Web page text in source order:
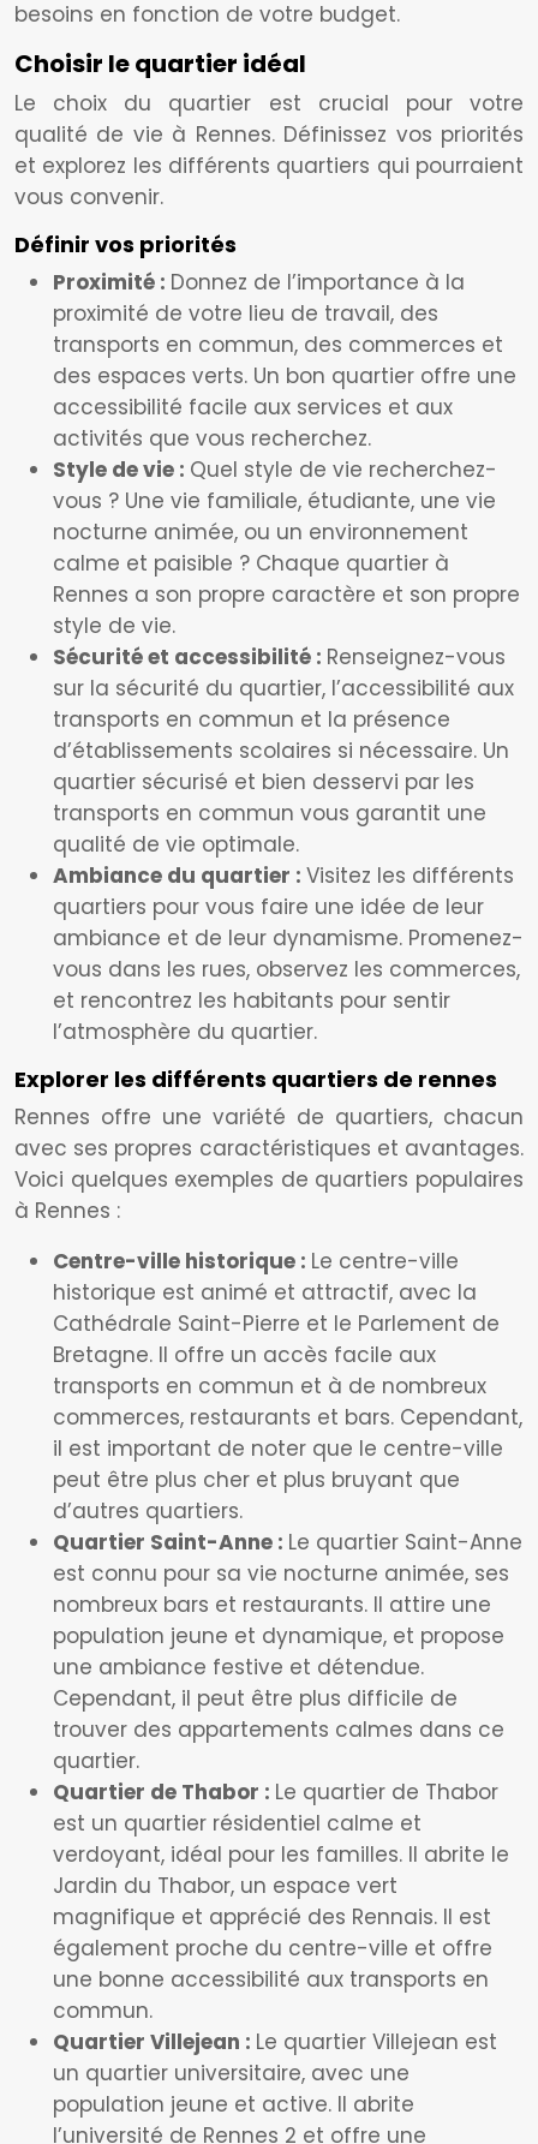
besoins en fonction de votre budget.
Choisir le quartier idéal
Le choix du quartier est crucial pour votre
qualité de vie à Rennes. Définissez vos priorités
et explorez les différents quartiers qui pourraient
vous convenir.
Définir vos priorités
Proximité : Donnez de l’importance à la
proximité de votre lieu de travail, des
transports en commun, des commerces et
des espaces verts. Un bon quartier offre une
accessibilité facile aux services et aux
activités que vous recherchez.
Style de vie : Quel style de vie recherchez-
vous ? Une vie familiale, étudiante, une vie
nocturne animée, ou un environnement
calme et paisible ? Chaque quartier à
Rennes a son propre caractère et son propre
style de vie.
Sécurité et accessibilité : Renseignez-vous
sur la sécurité du quartier, l’accessibilité aux
transports en commun et la présence
d’établissements scolaires si nécessaire. Un
quartier sécurisé et bien desservi par les
transports en commun vous garantit une
qualité de vie optimale.
Ambiance du quartier : Visitez les différents
quartiers pour vous faire une idée de leur
ambiance et de leur dynamisme. Promenez-
vous dans les rues, observez les commerces,
et rencontrez les habitants pour sentir
l’atmosphère du quartier.
Explorer les différents quartiers de rennes
Rennes offre une variété de quartiers, chacun
avec ses propres caractéristiques et avantages.
Voici quelques exemples de quartiers populaires
à Rennes :
Centre-ville historique : Le centre-ville
historique est animé et attractif, avec la
Cathédrale Saint-Pierre et le Parlement de
Bretagne. Il offre un accès facile aux
transports en commun et à de nombreux
commerces, restaurants et bars. Cependant,
il est important de noter que le centre-ville
peut être plus cher et plus bruyant que
d’autres quartiers.
Quartier Saint-Anne : Le quartier Saint-Anne
est connu pour sa vie nocturne animée, ses
nombreux bars et restaurants. Il attire une
population jeune et dynamique, et propose
une ambiance festive et détendue.
Cependant, il peut être plus difficile de
trouver des appartements calmes dans ce
quartier.
Quartier de Thabor : Le quartier de Thabor
est un quartier résidentiel calme et
verdoyant, idéal pour les familles. Il abrite le
Jardin du Thabor, un espace vert
magnifique et apprécié des Rennais. Il est
également proche du centre-ville et offre
une bonne accessibilité aux transports en
commun.
Quartier Villejean : Le quartier Villejean est
un quartier universitaire, avec une
population jeune et active. Il abrite
l’université de Rennes 2 et offre une